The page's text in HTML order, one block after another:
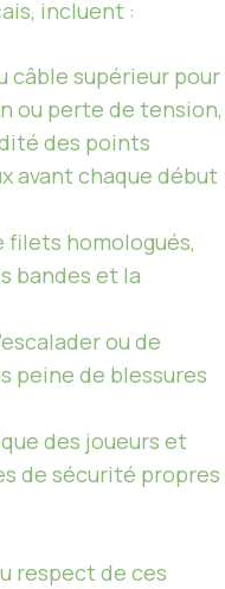
incluent :
câble supérieur pour
ou perte de tension,
des points
avant chaque début
filets homologués,
bandes et la
ou de
peine de blessures
des joueurs et
de sécurité propres
respect de ces